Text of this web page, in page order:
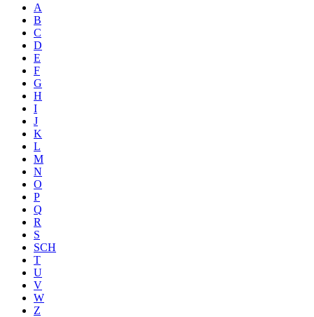
A
B
C
D
E
F
G
H
I
J
K
L
M
N
O
P
Q
R
S
SCH
T
U
V
W
Z